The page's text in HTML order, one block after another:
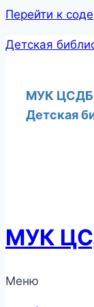
Перейти к
Детская
МУК ЦСДБ
Детская
МУК
Меню